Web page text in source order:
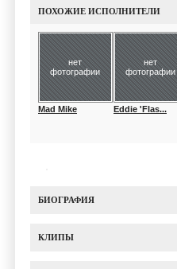
ПОХОЖИЕ ИСПОЛНИТЕЛИ
нет
фотографии
Mad Mike
нет
фотографии
Eddie 'Flas...
БИОГРАФИЯ
КЛИПЫ